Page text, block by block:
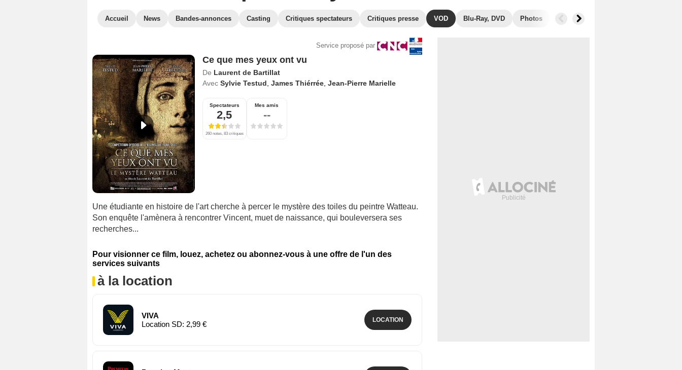
Accueil News Bandes-annonces Casting Critiques spectateurs Critiques presse VOD Blu-Ray, DVD Photos Musique
Service proposé par
Ce que mes yeux ont vu
De Laurent de Bartillat
Avec Sylvie Testud James Thiérrée, Jean-Pierre Marielle
Spectateurs
2,5
260 notes, 83 critiques
Mes amis
--
Une étudiante en histoire de l'art cherche à percer le mystère des toiles du peintre Watteau.
Son enquête l'amènera à rencontrer Vincent, muet de naissance, qui bouleversera ses
recherches...
Pour visionner ce film, louez, achetez ou abonnez-vous à une offre de l'un des
services suivants
à la location
VIVA
Location SD: 2,99 €
LOCATION